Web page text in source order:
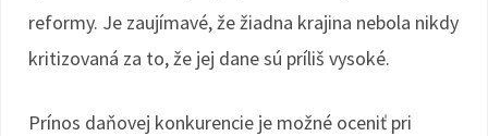
reformy. Je zaujímavé, že žiadna krajina nebola nikdy
kritizovaná za to, že jej dane sú príliš vysoké.
Prínos daňovej konkurencie je možné oceniť pri